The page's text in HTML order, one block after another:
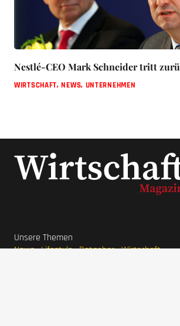
Nestlé-CEO Mark Schneider tritt
WIRTSCHAFT,NEWS, UNTERNEHMEN
Unsere Themen
News Lifestyle Ratgeber Wirtschaft